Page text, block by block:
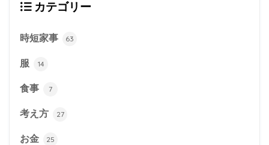
カテゴリー
時短家事 63
服 14
食事 7
考え方 27
お金 25